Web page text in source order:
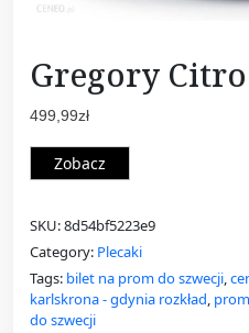
Gregory
499,99zł
Zobacz
SKU:8d54bf5223e9
Category: Plecaki
Tags: bilet na prom do szwecji,
karlskrona - gdynia rozkład,
do szwecji